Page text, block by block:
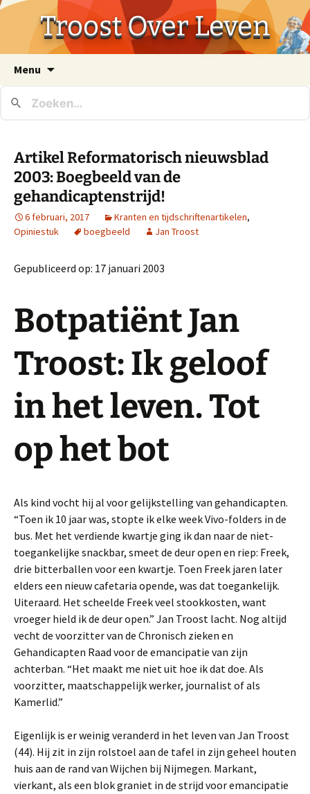
Troost Over Leven
Menu
inhoud
Artikel Reformatorisch nieuwsblad
2003: Boegbeeld van de
gehandicaptenstrijd!
6 februari, 2017 Kranten en tijdschriftenartikelen,
Opiniestuk
boegbeeld Jan Troost
Gepubliceerd op: 17 januari 2003
Botpatiënt Jan
Troost: Ik geloof
in het leven. Tot
op het bot
Als kind vocht hij al voor gelijkstelling van gehandicapten.
“Toen ik 10 jaar was, stopte ik elke week Vivo-folders in de
bus. Met het verdiende kwartje ging ik dan naar de niet-
toegankelijke snackbar, smeet de deur open en riep: Freek,
drie bitterballen voor een kwartje. Toen Freek jaren later
elders een nieuw cafetaria opende, was dat toegankelijk.
Uiteraard. Het scheelde Freek veel stookkosten, want
vroeger hield ik de deur open.” Jan Troost lacht. Nog altijd
vecht de voorzitter van de Chronisch zieken en
Gehandicapten Raad voor de emancipatie van zijn
achterban. “Het maakt me niet uit hoe ik dat doe. Als
voorzitter, maatschappelijk werker, journalist of als
Kamerlid.”
Eigenlijk is er weinig veranderd in het leven van Jan Troost
(44). Hij zit in zijn rolstoel aan de tafel in zijn geheel houten
huis aan de rand van Wijchen bij Nijmegen. Markant,
vierkant, als een blok graniet in de strijd voor emancipatie